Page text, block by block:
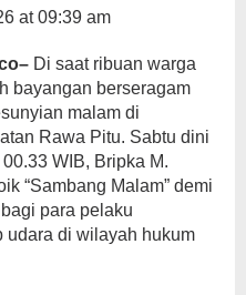
at 09:39 am
Di saat ribuan warga
bayangan berseragam
malam di
Rawa Pitu. Sabtu dini
WIB, Bripka M.
“Sambang Malam” demi
para pelaku
udara di wilayah hukum